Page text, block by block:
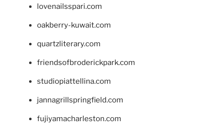
lovenailsspari.com
oakberry-kuwait.com
quartzliterary.com
friendsofbroderickpark.com
studiopiattellina.com
jannagrillspringfield.com
fujiyamacharleston.com